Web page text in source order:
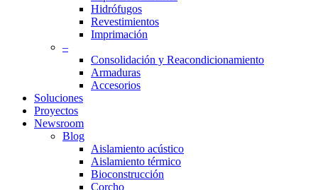
Hidrófugos
Revestimientos
Imprimación
–
Consolidación y Reacondicionamiento
Armaduras
Accesorios
Soluciones
Proyectos
Newsroom
Blog
Aislamiento acústico
Aislamiento térmico
Bioconstrucción
Corcho